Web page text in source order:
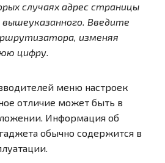
случаях адрес страницы
Введите
изменяя
цифру.
меню настроек
отличие может быть в
Информация об
обычно содержится в